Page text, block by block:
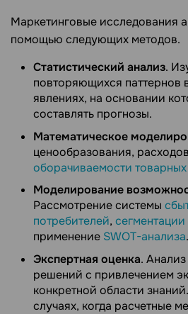
Маркетинговые исследования
помощью следующих методов.
Статистический анализ.
повторяющихся паттернов
явлениях, на основании
составлять прогнозы.
Математическое
ценообразования,
оборачиваемости
Моделирование
Рассмотрение системы
потребителей,
применение SWOT-анализа.
Экспертная оценка.
решений с привлечением
конкретной области
случаях, когда расчетные